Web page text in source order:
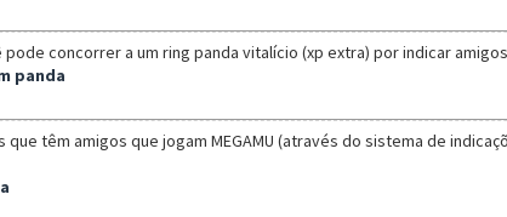
concorrer a um ring panda vitalício (xp extra) por indicar
panda
têm amigos que jogam MEGAMU (através do sistema de